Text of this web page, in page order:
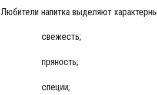
Любители напитка выделяют
свежесть;
пряность;
специи;